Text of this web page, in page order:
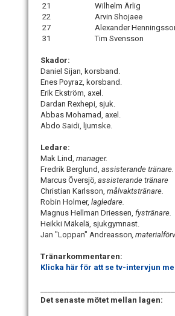
21
Wilhelm Ärlig
22
Arvin Shojaee
27
Alexander
31
Tim Svensson
Skador:
Daniel Sijan, korsband.
Enes Poyraz, korsband.
Erik Ekström, axel.
Dardan Rexhepi, sjuk.
Abbas Mohamad, axel.
Abdo Saidi, ljumske.
Ledare:
Mak Lind, manager.
Fredrik Berglund, assisterande tränare.
Marcus Översjö , assisterande tränare
Christian Karlsson, målvaktstränare.
Robin Holmer, lagledare.
Magnus Hellman Driessen, fystränare.
Heikki Mäkelä, sjukgymnast.
Jan "Loppan" Andreasson ,
Tränarkommentaren:
Klicka här för att se tv-intervjun
Det senaste mötet mellan lagen: